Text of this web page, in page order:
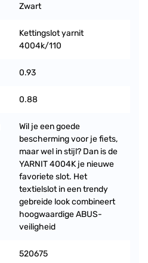
Zwart
Kettingslot yarnit
4004k/110
0.93
0.88
Wil je een goede
bescherming voor je fiets,
maar wel in stijl? Dan is de
YARNIT 4004K je nieuwe
favoriete slot. Het
textielslot in een trendy
gebreide look combineert
hoogwaardige ABUS-
veiligheid
520675